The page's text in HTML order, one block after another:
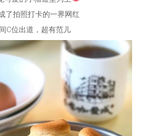
了拍照打卡的一界网红
C位出道，超有范儿